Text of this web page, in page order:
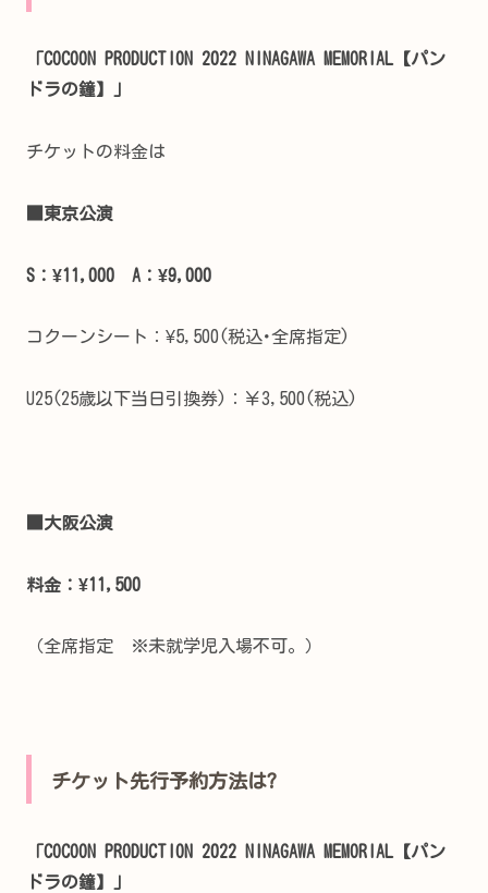
「COCOON PRODUCTION 2022 NINAGAWA MEMORIAL【パン
ドラの鐘】」
チケットの料金は
■東京公演
S：¥11,000 A：¥9,000
コクーンシート：¥5,500(税込･全席指定)
U25(25歳以下当日引換券)：￥3,500(税込)
■大阪公演
料金：¥11,500
（全席指定 ※未就学児入場不可。）
チケット先行予約方法は?
「COCOON PRODUCTION 2022 NINAGAWA MEMORIAL【パン
ドラの鐘】」